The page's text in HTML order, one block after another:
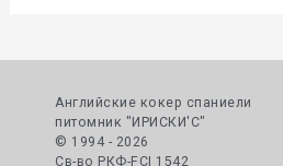
Английские кокер спаниели
питомник "ИРИСКИ'С"
© 1994 - 2026
Cв-во РКФ-FCI 1542